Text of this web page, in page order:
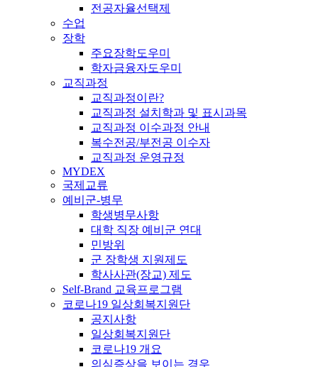
전공자율선택제
수업
장학
주요장학도우미
학자금융자도우미
교직과정
교직과정이란?
교직과정 설치학과 및 표시과목
교직과정 이수과정 안내
복수전공/부전공 이수자
교직과정 운영규정
MYDEX
국제교류
예비군-병무
학생병무사항
대학 직장 예비군 연대
민방위
군 장학생 지원제도
학사사관(장교) 제도
Self-Brand 교육프로그램
코로나19 일상회복지원단
공지사항
일상회복지원단
코로나19 개요
의심증상을 보이는 경우